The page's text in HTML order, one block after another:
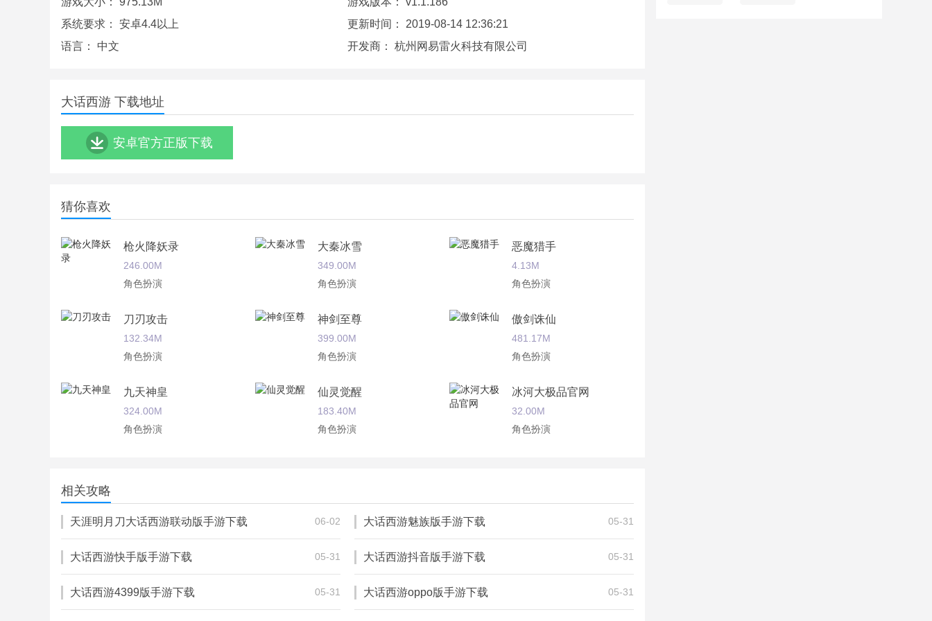
大话西游手游版游戏特点：
1.24个角色降临，游戏风景美如画，玩家可自行选择喜爱的角色游历江湖；
3.个性化的私人标签，等待你去结识新朋友；
4.酣畅淋漓的战斗体验，多人组队共同PK，还有皇城决斗和帮战在向你招手。
大话西游重新以手游版的姿态立足市场便引起了一大批新老玩家前来光顾，看着一个个熟悉的角色和场景映入眼帘，
这种感觉既亲切又以一种别样的新鲜感，你可以在这片江湖中聊天交友，亦可体会其中的江湖恩怨，这款游戏给了玩
系统要求： 安卓4.4以上 更新时间： 2019-08-14 12:36:21
语言： 中文 开发商： 杭州网易雷火科技有限公司
大话西游 下载地址
安卓官方正版下载
猜你喜欢
枪火降妖录
246.00M
角色扮演
大秦冰雪
349.00M
角色扮演
恶魔猎手
4.13M
角色扮演
刀刃攻击
132.34M
角色扮演
神剑至尊
399.00M
角色扮演
傲剑诛仙
481.17M
角色扮演
九天神皇
324.00M
角色扮演
仙灵觉醒
183.40M
角色扮演
冰河大极品官网
32.00M
角色扮演
角色扮演
角色扮演
角色扮演
相关攻略
天涯明月刀大话西游联动版手游下载 06-02 大话西游魅族版手游下载 05-31
大话西游快手版手游下载 05-31 大话西游抖音版手游下载 05-31
大话西游4399版手游下载 05-31 大话西游oppo版手游下载 05-31